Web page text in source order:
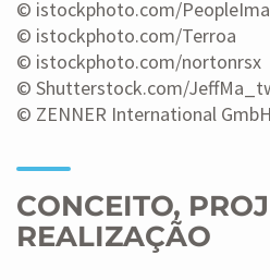
© istockphoto.com/
© istockphoto.com/Terroa
© istockphoto.com/nortonrsx
© Shutterstock.com/
© ZENNER International
CONCEITO,
REALIZAÇÃO